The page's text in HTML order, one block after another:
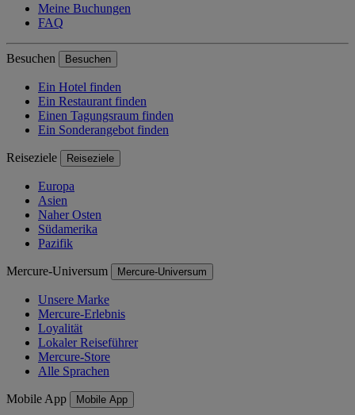
Meine Buchungen
FAQ
Besuchen Besuchen
Ein Hotel finden
Ein Restaurant finden
Einen Tagungsraum finden
Ein Sonderangebot finden
Reiseziele Reiseziele
Europa
Asien
Naher Osten
Südamerika
Pazifik
Mercure-Universum Mercure-Universum
Unsere Marke
Mercure-Erlebnis
Loyalität
Lokaler Reiseführer
Mercure-Store
Alle Sprachen
Mobile App Mobile App